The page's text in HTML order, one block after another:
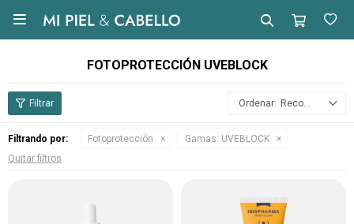

FOTOPROTECCIÓN UVEBLOCK
Recomendados
Filtrando por: Fotoprotección Gamas: UVEBLOCK
Quitar filtros